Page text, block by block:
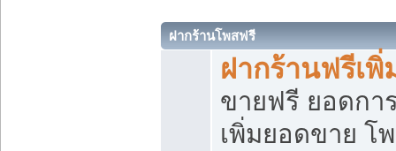
ฝากร้านโพสฟรี
ฝากร้านฟรีเ
ขายฟรี ยอดกา
เพิ่มยอดขาย โ